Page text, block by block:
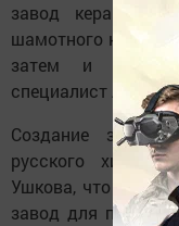
завод
шамотного
затем и
специалист Адольф
Создание
русского химика
Ушкова, что
завод для